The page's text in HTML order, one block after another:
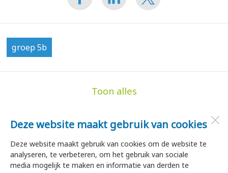
Deze website maakt gebruik van cookies
Deze website maakt gebruik van cookies om de website te
analyseren, te verbeteren, om het gebruik van sociale
media mogelijk te maken en informatie van derden te
groep 5b
Toon alles
de Hoge Akker
1747 HA Tuitjenhorn